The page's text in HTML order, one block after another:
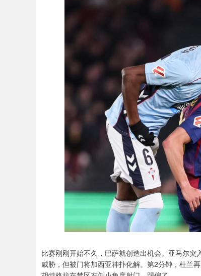
比赛刚刚开始不久，巴萨就创造出机会。亚马尔
威胁，但被门将加西亚神扑化解。第2分钟，杜兰